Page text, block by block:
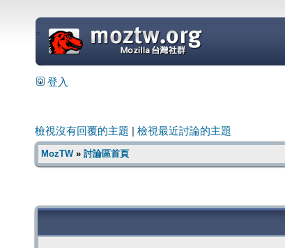
=
登入
檢視沒有回覆的主題 檢視最近討論的主題
MozTW» 討論區首頁